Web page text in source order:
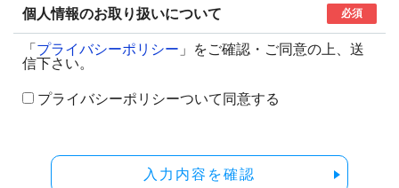
個人情報のお取り扱いについて 必須
「 プライバシーポリシー 」をご確認・ご同意の上、送
信下さい。
プライバシーポリシーついて同意する
入力内容を確認